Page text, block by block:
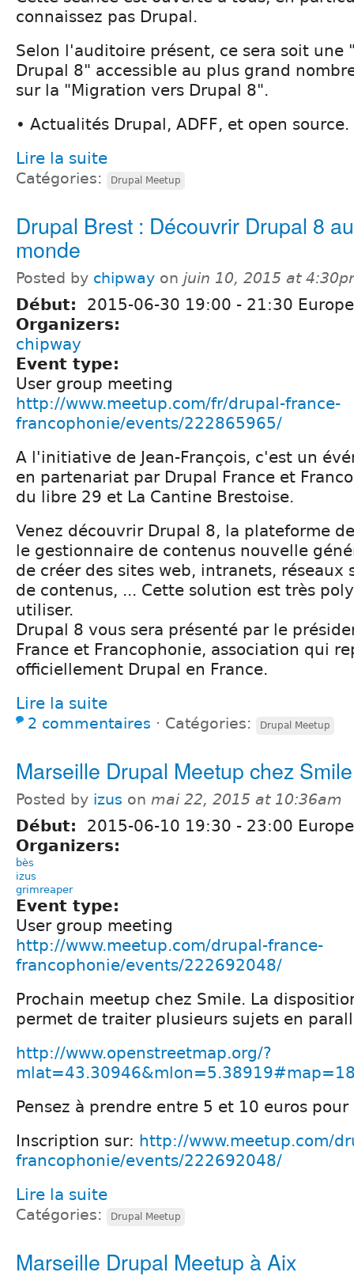
connaissez pas Drupal.
Selon l'auditoire présent, ce sera soit une
Drupal 8" accessible au plus grand
sur la "Migration vers Drupal 8".
• Actualités Drupal, ADFF, et open source.
Lire la suite
Catégories: Drupal Meetup
Drupal Brest : Découvrir Drupal 8
monde
Posted by chipway on juin 10, 2015 at
Début: 2015-06-30 19:00 - 21:30
Organizers:
chipway
Event type:
User group meeting
http://www.meetup.com/fr/drupal-france-
francophonie/events/222865965/
A l'initiative de Jean-François, c'est un
en partenariat par Drupal France et
du libre 29 et La Cantine Brestoise.
Venez découvrir Drupal 8, la plateforme
le gestionnaire de contenus nouvelle
de créer des sites web, intranets, réseaux
de contenus, ... Cette solution est très
utiliser.
Drupal 8 vous sera présenté par le
France et Francophonie, association qui
officiellement Drupal en France.
Lire la suite
2 commentaires ⋅ Catégories: Drupal Meetup
Marseille Drupal Meetup chez Smile
Posted by izus on mai 22, 2015 at 10:36am
Début: 2015-06-10 19:30 - 23:00
Organizers:
bès
izus
grimreaper
Event type:
User group meeting
http://www.meetup.com/drupal-france-
francophonie/events/222692048/
Prochain meetup chez Smile. La
permet de traiter plusieurs sujets en
http://www.openstreetmap.org/?
Pensez à prendre entre 5 et 10 euros pour
Inscription sur: http://www.meetup.com/
francophonie/events/222692048/
Lire la suite
Catégories: Drupal Meetup
Marseille Drupal Meetup à Aix